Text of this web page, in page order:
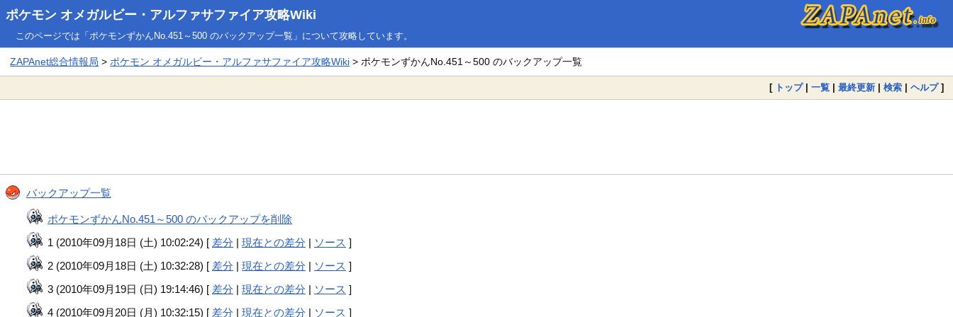
ポケモン オメガルビー・アルファサファイア攻略Wiki
このページでは「ポケモンずかんNo.451～500 のバックアップ一覧」について攻略しています。
ZAPAnet総合情報局 >ポケモン オメガルビー・アルファサファイア攻略Wiki > ポケモンずかんNo.451～500 のバックアップ一覧
[ トップ| 一覧 | 最終更新 | 検索 | ヘルプ]
バックアップ一覧
ポケモンずかんNo.451～500 のバックアップを削除
1 (2010年09月18日 (土) 10:02:24) [ 差分 |現在との差分 | ソース ]
2 (2010年09月18日 (土) 10:32:28) [ 差分 |現在との差分 | ソース ]
3 (2010年09月19日 (日) 19:14:46) [ 差分 |現在との差分 | ソース ]
4 (2010年09月20日 (月) 10:32:15) [ 差分 |現在との差分 | ソース ]